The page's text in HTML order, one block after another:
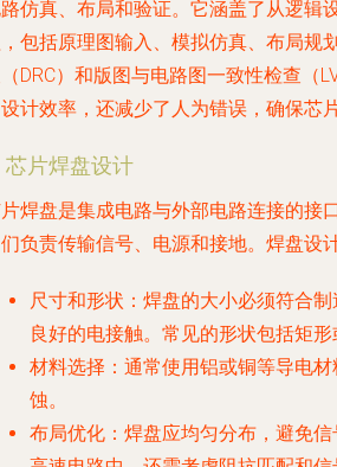
仿真、布局和验证。它涵盖了从逻辑
包括原理图输入、模拟仿真、布局规
DRC）和版图与电路图一致性检查（
计效率，还减少了人为错误，确保芯
芯片焊盘设计
焊盘是集成电路与外部电路连接的接
负责传输信号、电源和接地。焊盘设
尺寸和形状 ：焊盘的大小必须符合
良好的电接触。常见的形状包括矩形
材料选择 ：通常使用铝或铜等导电
蚀。
布局优化 ：焊盘应均匀分布，避免